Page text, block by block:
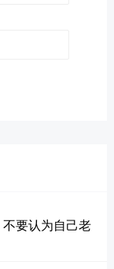
要认为自己老